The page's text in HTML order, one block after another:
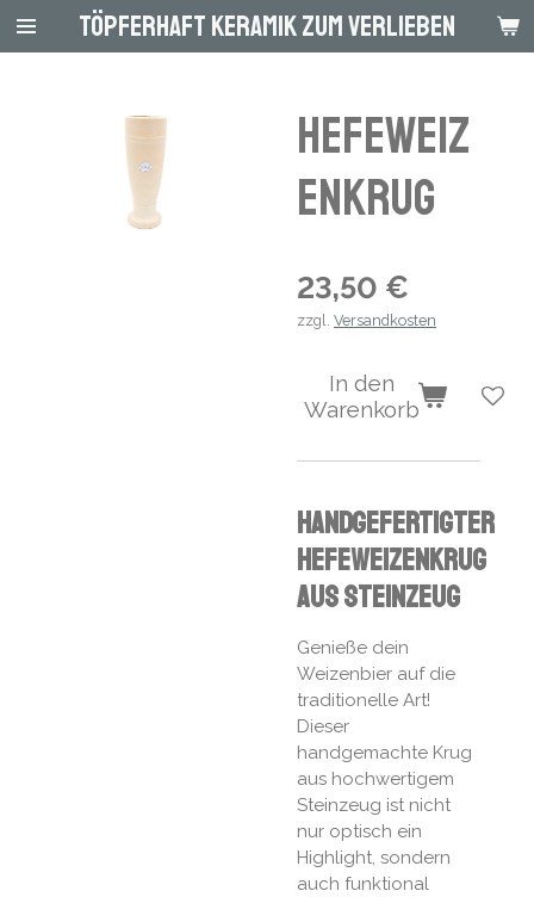
Zum
Hauptinhalt
Töpferhaft Keramik zum Verlieben
Hefeweiz
enkrug
23,50 €
zzgl. Versandkosten
In den
Warenkorb
Handgefertigter
Hefeweizenkrug
aus Steinzeug
Genieße dein
Weizenbier auf die
traditionelle Art!
Dieser
handgemachte Krug
aus hochwertigem
Steinzeug ist nicht
nur optisch ein
Highlight, sondern
auch funktional